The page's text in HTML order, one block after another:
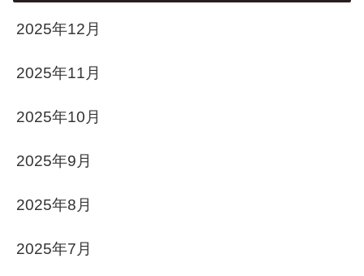
2025年12月
2025年11月
2025年10月
2025年9月
2025年8月
2025年7月